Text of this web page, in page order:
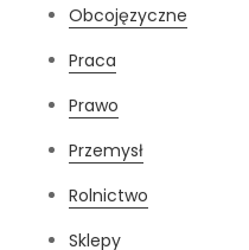
Obcojęzyczne
Praca
Prawo
Przemysł
Rolnictwo
Sklepy